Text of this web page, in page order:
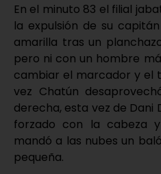
En el minuto 83 el filial
la expulsión de su
amarilla tras un
pero ni con un hombre
cambiar el marcador y el
vez Chatún
derecha, esta vez de Dani
forzado con la cabeza
mandó a las nubes un
pequeña.